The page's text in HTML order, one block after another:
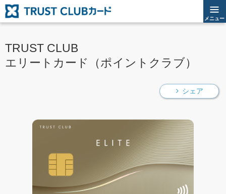
メニュー
TRUST CLUB
エリートカード（ポイントクラブ）
シェア